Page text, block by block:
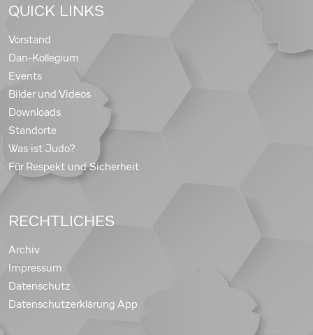
QUICK LINKS
Vorstand
Dan-Kollegium
Events
Bilder und Videos
Downloads
Standorte
Was ist Judo?
Für Respekt und Sicherheit
RECHTLICHES
Archiv
Impressum
Datenschutz
Datenschutzerklärung App